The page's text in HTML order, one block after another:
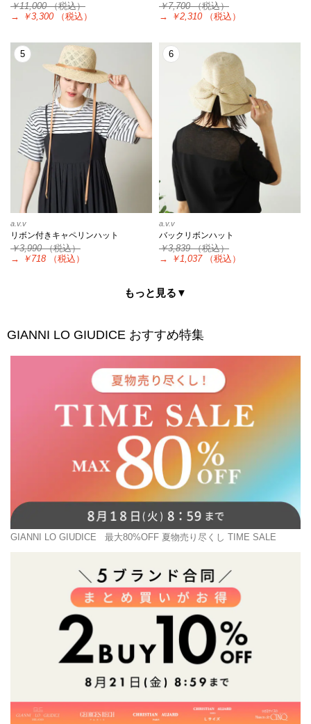
￥11,000（税込）
→
￥3,300 （税込）
￥7,700（税込）
→
￥2,310 （税込）
5
a.v.v
リボン付きキャペリンハット
￥3,990（税込）
→
￥718 （税込）
6
a.v.v
バックリボンハット
￥3,839（税込）
→
￥1,037 （税込）
もっと見る▼
GIANNI LO GIUDICE おすすめ特集
GIANNI LO GIUDICE 最大80%OFF 夏物売り尽くし TIME SALE